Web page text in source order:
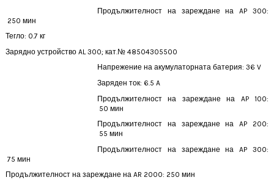
Продължителност на зареждане на AP 300:
250 мин
Тегло: 0.7 кг
Зарядно устройство AL 300; кат.№ 48504305500
Напрежение на акумулаторната батерия: 36 V
Заряден ток: 6.5 A
Продължителност на зареждане на AP 100:
50 мин
Продължителност на зареждане на AP 200:
55 мин
Продължителност на зареждане на AP 300:
75 мин
Продължителност на зареждане на AR 2000: 250 мин